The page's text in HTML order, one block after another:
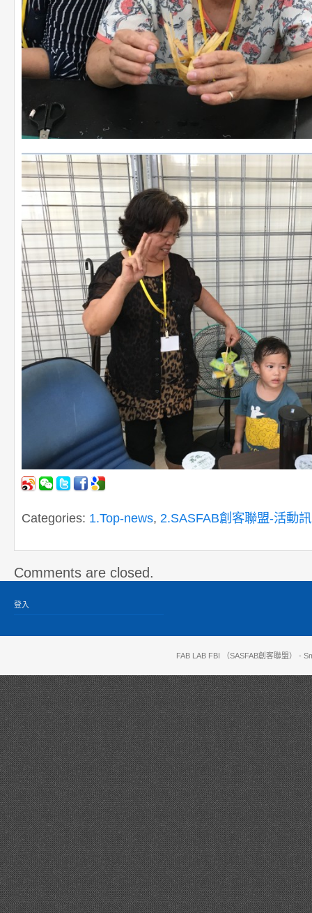
Categories: 1.Top-news, 2.SASFAB創客聯盟-活動
Comments are closed.
登入
FAB LAB FBI （SASFAB創客聯盟） -